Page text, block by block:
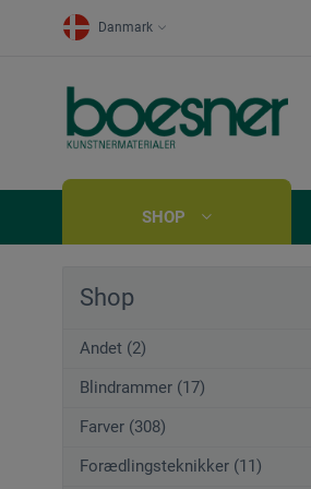
Danmark
SHOP
Shop
Andet (2)
Blindrammer (17)
Farver (308)
Forædlingsteknikker (11)